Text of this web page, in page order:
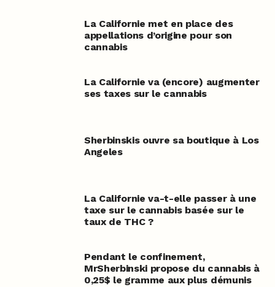
La Californie met en place des
appellations d’origine pour son
cannabis
La Californie va (encore) augmenter
ses taxes sur le cannabis
Sherbinskis ouvre sa boutique à Los
Angeles
La Californie va-t-elle passer à une
taxe sur le cannabis basée sur le
taux de THC ?
Pendant le confinement,
MrSherbinski propose du cannabis à
0,25$ le gramme aux plus démunis